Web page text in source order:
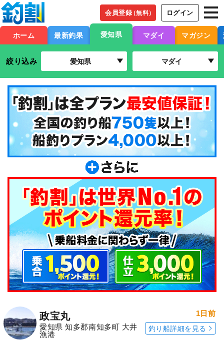
会員登録（無料） ログイン
ホーム 最新釣果 愛知県 マダイ マガジン
絞り込み 愛知県 マダイ
政宝丸
愛知県 知多郡南知多町 大井
漁港
1日前
釣り船詳細を見る